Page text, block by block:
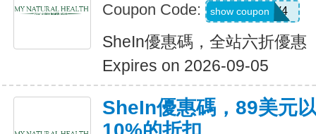
Coupon Code: LS8V4
show coupon
SheIn優惠碼，全站六折優惠
Expires on 2026-09-05
SheIn優惠碼，89美元